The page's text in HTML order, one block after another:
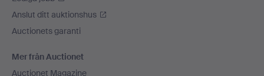
Anslut ditt auktionshus
Auctionets garanti
Mer från Auctionet
Auctionet Magazine